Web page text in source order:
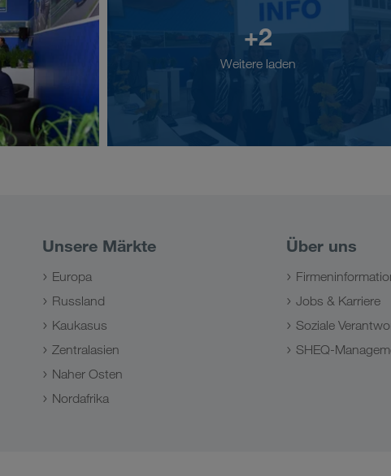
+2
Weitere laden
Unsere Märkte
Europa
Russland
Kaukasus
Zentralasien
Naher Osten
Nordafrika
Über uns
Jobs & Karriere
Soziale
SHEQ-